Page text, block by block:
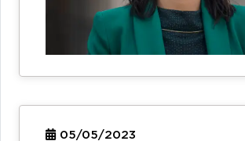
05/05/2023